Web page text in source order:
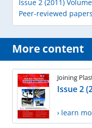
Issue 2 (2011)
Peer-reviewed papers
More content
Joining
Issue 2
› learn